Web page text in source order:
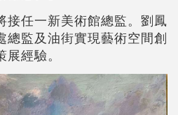
接任一新美術館總監。劉鳳
總監及油街實現藝術空間創
經驗。